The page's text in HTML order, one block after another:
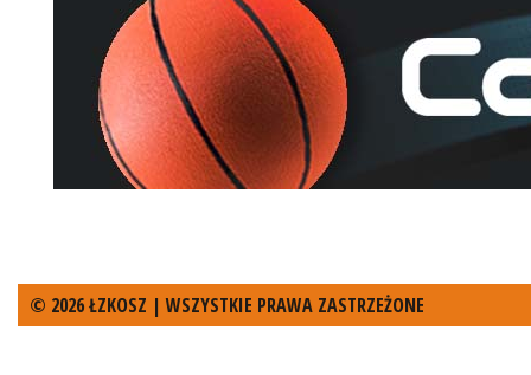
© 2026 ŁZKOSZ | WSZYSTKIE PRAWA ZASTRZEŻONE